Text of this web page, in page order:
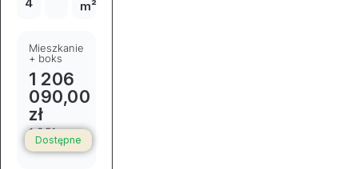
Dostępne
m²
Mieszkanie
+ boks
1 206
090,00
zł
1 251
156,00 zł